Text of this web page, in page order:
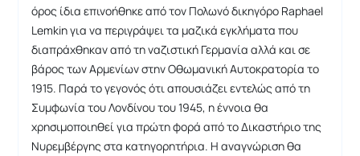
όρος ίδια επινοήθηκε από τον Πολωνό δικηγόρο Raphael
Lemkin για να περιγράψει τα μαζικά εγκλήματα που
διαπράχθηκαν από τη ναζιστική Γερμανία αλλά και σε
βάρος των Αρμενίων στην Οθωμανική Αυτοκρατορία το
1915. Παρά το γεγονός ότι απουσιάζει εντελώς από τη
Συμφωνία του Λονδίνου του 1945, η έννοια θα
χρησιμοποιηθεί για πρώτη φορά από το Δικαστήριο της
Νυρεμβέργης στα κατηγορητήρια. Η αναγνώριση θα